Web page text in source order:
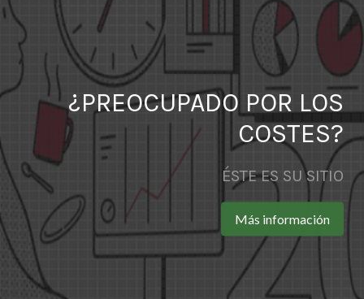
¿PREOCUPADO POR LOS
COSTES?
ÉSTE ES SU SITIO
Más información